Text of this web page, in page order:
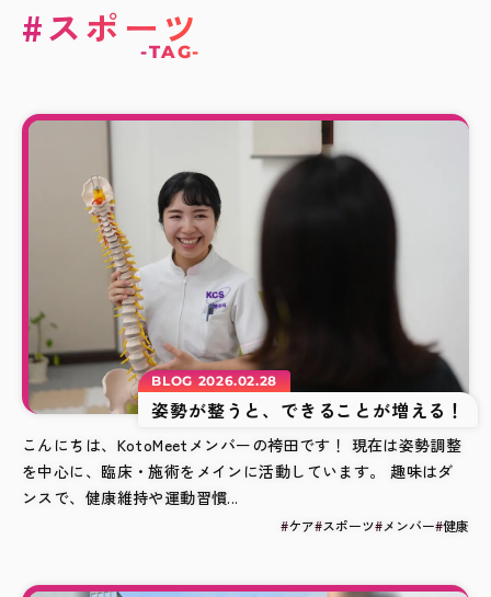
#スポーツ
-TAG-
BLOG 2026.02.28
姿勢が整うと、できることが増える！
こんにちは、KotoMeetメンバーの袴田です！ 現在は姿勢調整
を中心に、臨床・施術をメインに活動しています。 趣味はダ
ンスで、健康維持や運動習慣...
ケア スポーツ メンバー 健康